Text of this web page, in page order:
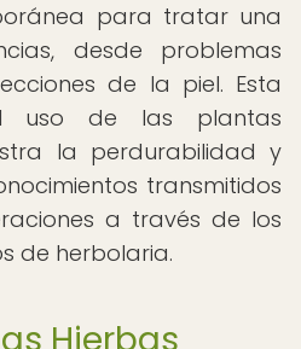
para tratar una
desde problemas
de la piel. Esta
uso de las plantas
la perdurabilidad y
transmitidos
a través de los
de herbolaria.